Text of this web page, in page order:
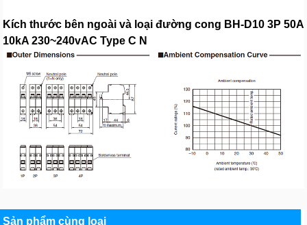
Kích thước bên ngoài và loại đường cong BH-D10 3P 50A
10kA 230~240vAC Type C N
Sản phẩm cùng loại